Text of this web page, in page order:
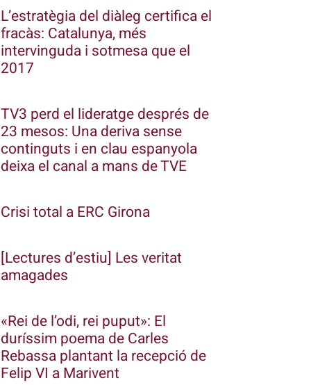
L’estratègia del diàleg certifica el
fracàs: Catalunya, més
intervinguda i sotmesa que el
2017
TV3 perd el lideratge després de
23 mesos: Una deriva sense
continguts i en clau espanyola
deixa el canal a mans de TVE
Crisi total a ERC Girona
[Lectures d’estiu] Les veritat
amagades
«Rei de l’odi, rei puput»: El
duríssim poema de Carles
Rebassa plantant la recepció de
Felip VI a Marivent